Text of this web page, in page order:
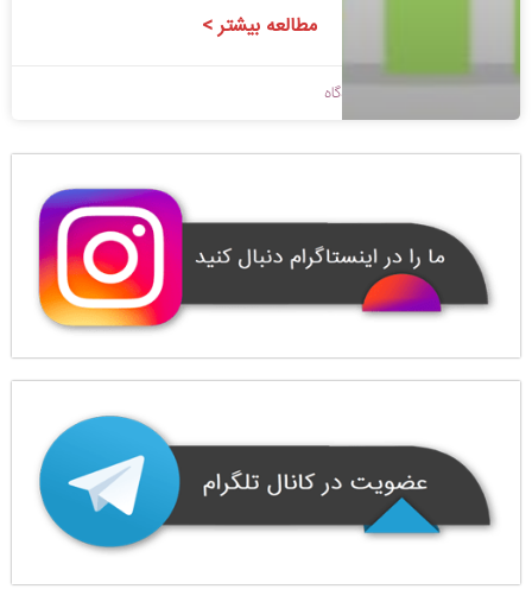
مطالعه بیشتر >
بدون دیدگاه